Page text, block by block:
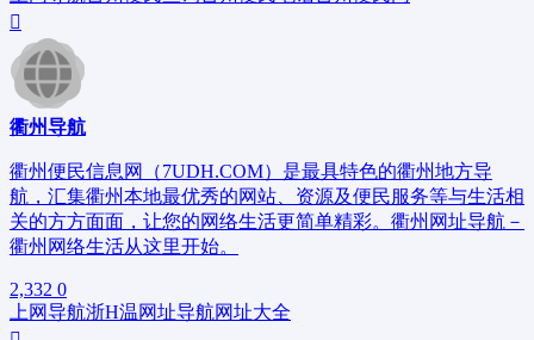
衢州导航
衢州便民信息网（7UDH.COM）是最具特色的衢州地方导
航，汇集衢州本地最优秀的网站、资源及便民服务等与生活相
关的方方面面，让您的网络生活更简单精彩。衢州网址导航－
衢州网络生活从这里开始。
2,332 0
上网导航浙H温网址导航网址大全